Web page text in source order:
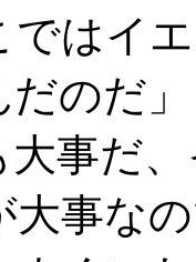
はイ
だのだ
事だ
大事な